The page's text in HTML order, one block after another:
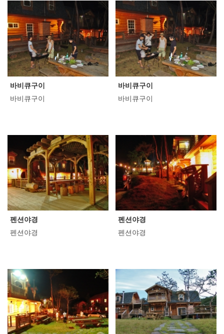
바비큐구이
바비큐구이
바비큐구이
바비큐구이
펜션야경
펜션야경
펜션야경
펜션야경